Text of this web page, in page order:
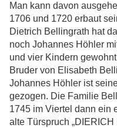
Man kann davon
1706 und 1720 erbaut
Dietrich Bellingrath hat
noch Johannes Höhler
und vier Kindern
Bruder von Elisabeth
Johannes Höhler ist
gezogen. Die Familie
1745 im Viertel dann ein
alte Türspruch